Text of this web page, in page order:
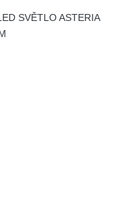
SVĚTLO ASTERIA